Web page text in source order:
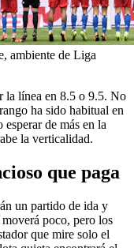
ambiente de Liga
la línea en 8.5 o 9.5. No
ha sido habitual en
de más en la
la verticalidad.
que paga
un partido de ida y
poco, pero los
que mire solo el